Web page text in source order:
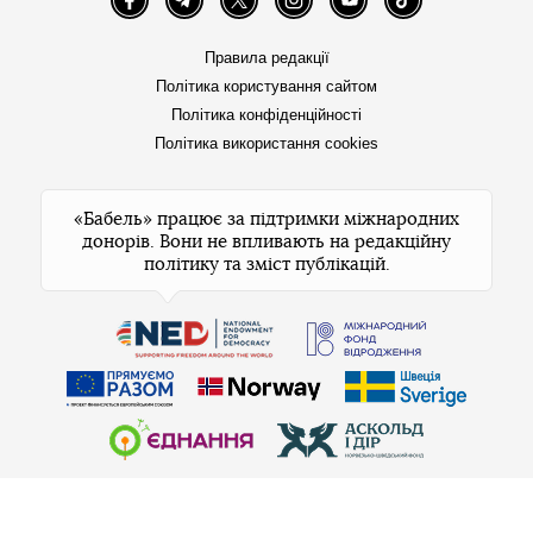
FacebookTelegramTwitter InstagramYouTube TikTok
Правила редакції
Політика користування сайтом
Політика конфіденційності
Політика використання cookies
«Бабель» працює за підтримки міжнародних
донорів. Вони не впливають на редакційну
політику та зміст публікацій.